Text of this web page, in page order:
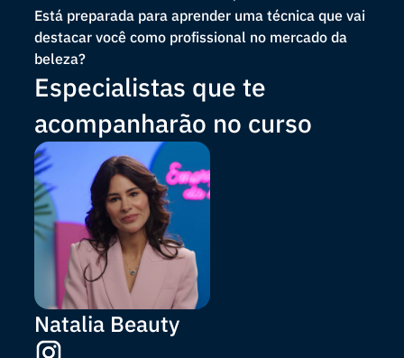
Está preparada para aprender uma técnica que vai
destacar você como profissional no mercado da
beleza?
Especialistas que te
acompanharão no curso
Natalia Beauty